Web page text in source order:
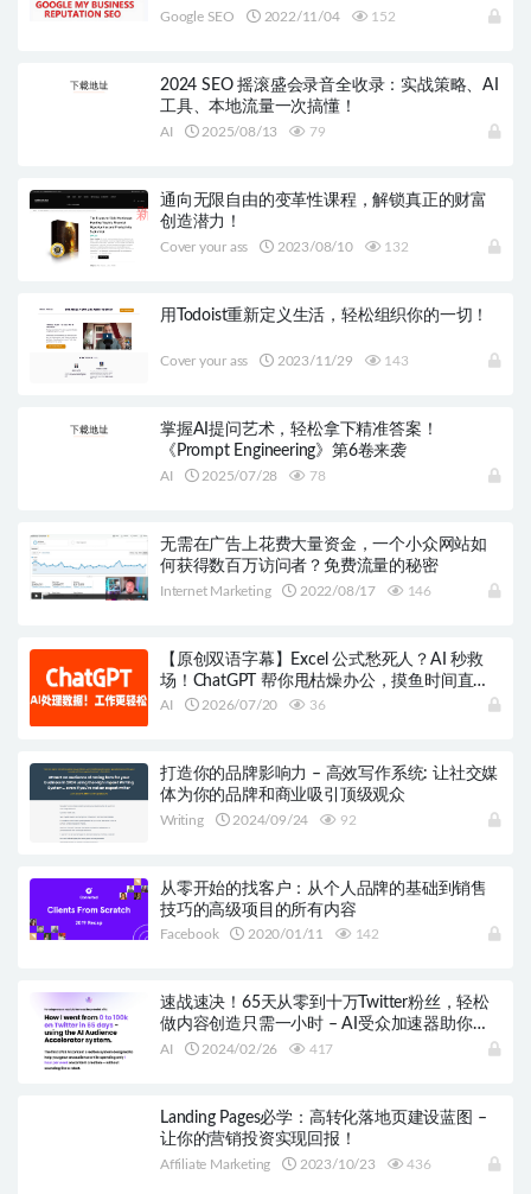
Google SEO 2022/11/04 152
2024 SEO 摇滚盛会录音全收录：实战策略、AI
工具、本地流量一次搞懂！
AI 2025/08/13 79
通向无限自由的变革性课程，解锁真正的财富
创造潜力！
Cover your ass 2023/08/10 132
用Todoist重新定义生活，轻松组织你的一切！
Cover your ass 2023/11/29 143
掌握AI提问艺术，轻松拿下精准答案！
《Prompt Engineering》第6卷来袭
AI 2025/07/28 78
无需在广告上花费大量资金，一个小众网站如
何获得数百万访问者？免费流量的秘密
Internet Marketing 2022/08/17 146
【原创双语字幕】Excel 公式愁死人？AI 秒救
场！ChatGPT 帮你甩枯燥办公，摸鱼时间直接
翻倍～
AI 2026/07/20 36
打造你的品牌影响力 – 高效写作系统: 让社交媒
体为你的品牌和商业吸引顶级观众
Writing 2024/09/24 92
从零开始的找客户：从个人品牌的基础到销售
技巧的高级项目的所有内容
Facebook 2020/01/11 142
速战速决！65天从零到十万Twitter粉丝，轻松
做内容创造只需一小时 – AI受众加速器助你独
步江湖
AI 2024/02/26 417
Landing Pages必学：高转化落地页建设蓝图 –
让你的营销投资实现回报！
Affiliate Marketing 2023/10/23 436